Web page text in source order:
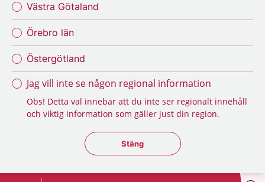
Västra Götaland
Örebro län
Östergötland
Jag vill inte se någon regional information
Obs! Detta val innebär att du inte ser regionalt innehåll
och viktig information som gäller just din region.
Stäng regionsväljaren
Stäng